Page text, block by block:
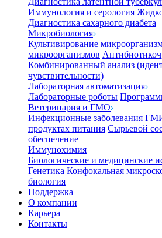
Иммунология и серология
Диагностика сахарного диабета
Микробиология
Культивирование
микроорганизмов
Комбинированный анализ
чувствительности)
Лабораторная автоматизация
Лабораторные роботы
Ветеринария и ГМО
Инфекционные заболевания
продуктах питания Сырьевой
обеспечение
Иммунохимия
Биологические и медицинские
Генетика Конфокальная
биология
Поддержка
О компании
Карьера
Контакты